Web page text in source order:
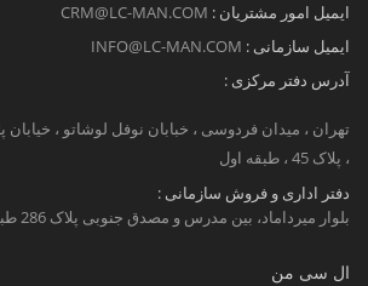
ایمیل امور مشتریان : CRM@LC-MAN.COM
ایمیل سازمانی : INFO@LC-MAN.COM
آدرس دفتر مرکزی :
تهران ، میدان فردوسی ، خبابان نوفل لوشاتو ،
، پلاک 45 ، طبقه اول
دفتر اداری و فروش سازمانی :
بلوار میرداماد، بین مدرس و مصدق جنوبی پلاک 286 طبقه اول
ال سی من